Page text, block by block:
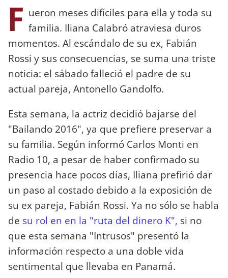
F ueron meses difíciles para ella y toda su
familia. Iliana Calabró atraviesa duros
momentos. Al escándalo de su ex, Fabián
Rossi y sus consecuencias, se suma una triste
noticia: el sábado falleció el padre de su
actual pareja, Antonello Gandolfo.
Esta semana, la actriz decidió bajarse del
"Bailando 2016", ya que prefiere preservar a
su familia. Según informó Carlos Monti en
Radio 10, a pesar de haber confirmado su
presencia hace pocos días, Iliana prefirió dar
un paso al costado debido a la exposición de
su ex pareja, Fabián Rossi. Ya no sólo se habla
de su rol en en la "ruta del dinero K", si no
que esta semana "Intrusos" presentó la
información respecto a una doble vida
sentimental que llevaba en Panamá.